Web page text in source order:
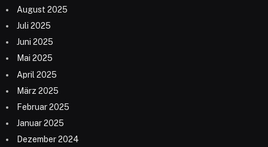
August 2025
Juli 2025
Juni 2025
Mai 2025
April 2025
März 2025
Februar 2025
Januar 2025
Dezember 2024